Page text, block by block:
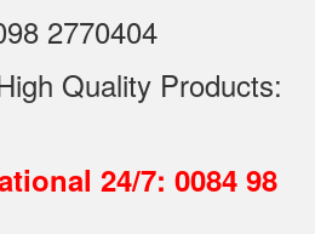
2770404
Quality Products:
24/7: 0084 98